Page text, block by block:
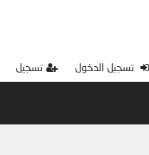
تسجيل الدخول تسجيل